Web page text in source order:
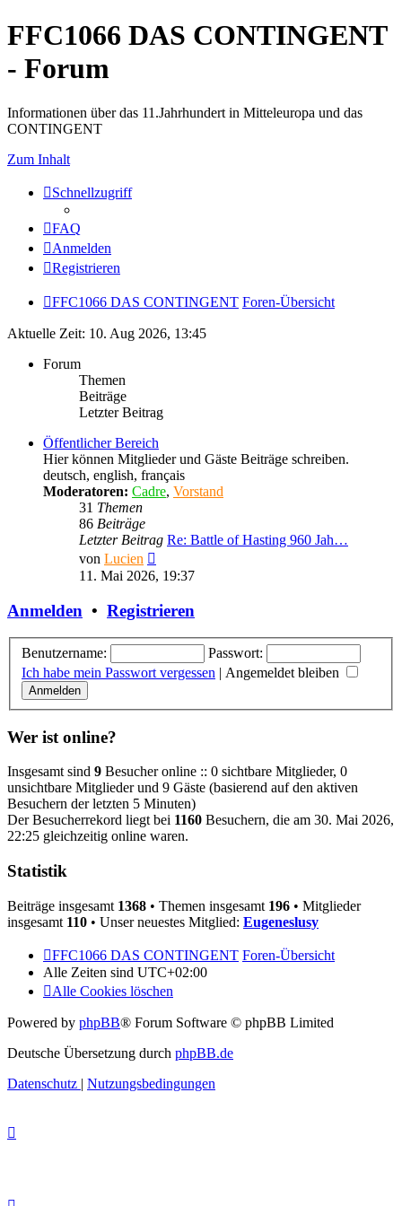
FFC1066 DAS CONTINGENT
- Forum
Informationen über das 11.Jahrhundert in Mitteleuropa und das
CONTINGENT
Zum Inhalt
Schnellzugriff
FAQ
Anmelden
Registrieren
FFC1066 DAS CONTINGENT Foren-Übersicht
Aktuelle Zeit: 10. Aug 2026, 13:45
Forum
Themen
Beiträge
Letzter Beitrag
Öffentlicher Bereich
Hier können Mitglieder und Gäste Beiträge schreiben.
deutsch, english, français
Moderatoren: Cadre, Vorstand
31 Themen
86 Beiträge
Letzter Beitrag Re: Battle of Hasting 960 Jah…
von Lucien
Beitrag
11. Mai 2026, 19:37
Anmelden • Registrieren
Benutzername:
Passwort:
Ich habe mein Passwort vergessen | Angemeldet bleiben
Wer ist online?
Insgesamt sind 9 Besucher online :: 0 sichtbare Mitglieder, 0
unsichtbare Mitglieder und 9 Gäste (basierend auf den aktiven
Besuchern der letzten 5 Minuten)
Der Besucherrekord liegt bei 1160 Besuchern, die am 30. Mai 2026,
22:25 gleichzeitig online waren.
Statistik
Beiträge insgesamt 1368 • Themen insgesamt 196 • Mitglieder
insgesamt 110 • Unser neuestes Mitglied: Eugeneslusy
FFC1066 DAS CONTINGENT Foren-Übersicht
Alle Zeiten sind UTC+02:00
Alle Cookies löschen
Powered by phpBB® Forum Software © phpBB Limited
Deutsche Übersetzung durch phpBB.de
Datenschutz | Nutzungsbedingungen